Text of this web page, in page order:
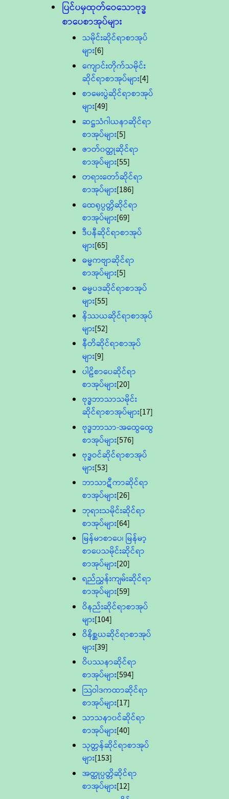
ပြင်ပမှထုတ်ဝေသောဗုဒ္ဓ
စာပေစာအုပ်များ
သမိုင်းဆိုင်ရာစာအုပ်
များ[6]
ကျောင်းတိုက်သမိုင်း
ဆိုင်ရာစာအုပ်များ[4]
စာမေးပွဲဆိုင်ရာစာအုပ်
များ[49]
ဆဋ္ဌသံဂါယနာဆိုင်ရာ
စာအုပ်များ[5]
ဇာတ်၀တ္ထုဆိုင်ရာ
စာအုပ်များ[55]
တရားတော်ဆိုင်ရာ
စာအုပ်များ[186]
ထေရုပ္ပတ္တိဆိုင်ရာ
စာအုပ်များ[69]
ဒီပနီဆိုင်ရာစာအုပ်
များ[65]
ဓမ္မကဗျာဆိုင်ရာ
စာအုပ်များ[5]
ဓမ္မပဒဆိုင်ရာစာအုပ်
များ[55]
နိဿယဆိုင်ရာစာအုပ်
များ[52]
နီတိဆိုင်ရာစာအုပ်
များ[9]
ပါဠိစာပေဆိုင်ရာ
စာအုပ်များ[20]
ဗုဒ္ဓဘာသာသမိုင်း
ဆိုင်ရာစာအုပ်များ[17]
ဗုဒ္ဓဘာသာ-အထွေထွေ
စာအုပ်များ[576]
ဗုဒ္ဓဝင်ဆိုင်ရာစာအုပ်
များ[53]
ဘာသာဋီကာဆိုင်ရာ
စာအုပ်များ[26]
ဘုရားသမိုင်းဆိုင်ရာ
စာအုပ်များ[64]
မြန်မာစာပေ၊ မြန်မာ့
စာပေသမိုင်းဆိုင်ရာ
စာအုပ်များ[20]
ရည်ညွှန်းကျမ်းဆိုင်ရာ
စာအုပ်များ[59]
ဝိနည်းဆိုင်ရာစာအုပ်
များ[104]
ဝိနိစ္ဆယဆိုင်ရာစာအုပ်
များ[39]
ဝိပဿနာဆိုင်ရာ
စာအုပ်များ[594]
သြဝါဒကထာဆိုင်ရာ
စာအုပ်များ[17]
သာသနာ၀င်ဆိုင်ရာ
စာအုပ်များ[40]
သုတ္တန်ဆိုင်ရာစာအုပ်
များ[153]
အတ္ထုပ္ပတ္တိဆိုင်ရာ
စာအုပ်များ[12]